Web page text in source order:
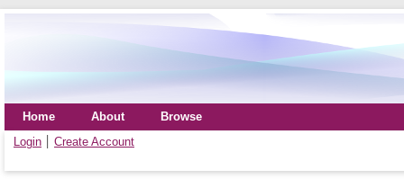
Home About
Browse
Login
Create Account